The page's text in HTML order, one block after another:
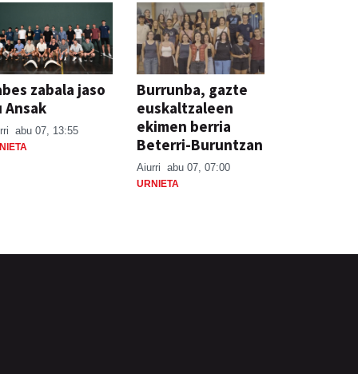
zabala jaso
Ansak
abu 07, 13:55
Burrunba, gazte
euskaltzaleen
ekimen berria
Beterri-Buruntzan
Aiurri abu 07, 07:00
URNIETA